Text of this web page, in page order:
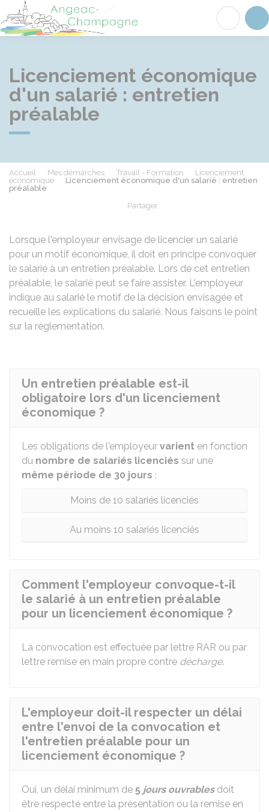
Angeac-Champagne
Licenciement économique
d'un salarié : entretien
préalable
Accueil Mes démarches Travail - Formation
Licenciement
économique
Licenciement économique d'un salarié : entretien
préalable
Partager
Lorsque l'employeur envisage de licencier un salarié
pour un motif économique, il doit en principe convoquer
le salarié à un entretien préalable. Lors de cet entretien
préalable, le salarié peut se faire assister. L'employeur
indique au salarié le motif de la décision envisagée et
recueille les explications du salarié. Nous faisons le point
sur la réglementation.
Un entretien préalable est-il
obligatoire lors d'un licenciement
économique ?
Les obligations de l'employeur varient en fonction
du nombre de salariés licenciés sur une
même période de 30 jours :
Moins de 10 salariés licenciés
Au moins 10 salariés licenciés
Comment l'employeur convoque-t-il
le salarié à un entretien préalable
pour un licenciement économique ?
La convocation est effectuée par lettre RAR ou par
lettre remise en main propre contre décharge.
L'employeur doit-il respecter un délai
entre l'envoi de la convocation et
l'entretien préalable pour un
licenciement économique ?
Oui, un délai minimum de 5 jours ouvrablesdoit
être respecté entre la présentation ou la remise en